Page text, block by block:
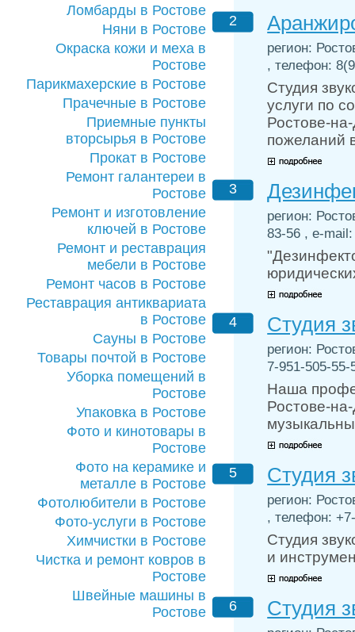
Ломбарды в Ростове
Няни в Ростове
Окраска кожи и меха в
Ростове
Парикмахерские в Ростове
Прачечные в Ростове
Приемные пункты
вторсырья в Ростове
Прокат в Ростове
Ремонт галантереи в
Ростове
Ремонт и изготовление
ключей в Ростове
Ремонт и реставрация
мебели в Ростове
Ремонт часов в Ростове
Реставрация антиквариата
в Ростове
Сауны в Ростове
Товары почтой в Ростове
Уборка помещений в
Ростове
Упаковка в Ростове
Фото и кинотовары в
Ростове
Фото на керамике и
металле в Ростове
Фотолюбители в Ростове
Фото-услуги в Ростове
Химчистки в Ростове
Чистка и ремонт ковров в
Ростове
Швейные машины в
Ростове
2
регион:
, телефон:
Студия
услуги по
Ростове-
пожеланий
3
регион:
83-56 , e-
4 Студия
регион:
7-951-505-
Наша
Ростове-
5 Студия
регион:
, телефон:
Студия
и
6 Студия